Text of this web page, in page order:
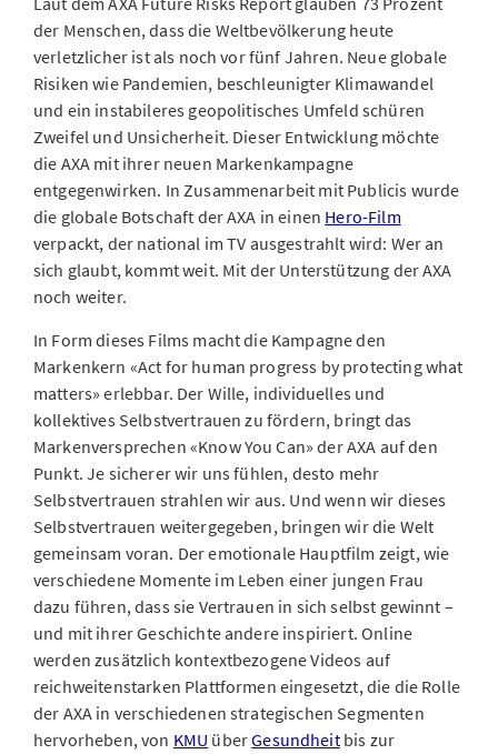
der Menschen, dass die Weltbevölkerung heute
verletzlicher ist als noch vor fünf Jahren. Neue globale
Risiken wie Pandemien, beschleunigter Klimawandel
und ein instabileres geopolitisches Umfeld schüren
Zweifel und Unsicherheit. Dieser Entwicklung möchte
die AXA mit ihrer neuen Markenkampagne
entgegenwirken. In Zusammenarbeit mit Publicis wurde
die globale Botschaft der AXA in einen Hero-Film
verpackt, der national im TV ausgestrahlt wird: Wer an
sich glaubt, kommt weit. Mit der Unterstützung der AXA
noch weiter.
In Form dieses Films macht die Kampagne den
Markenkern «Act for human progress by protecting what
matters» erlebbar. Der Wille, individuelles und
kollektives Selbstvertrauen zu fördern, bringt das
Markenversprechen «Know You Can» der AXA auf den
Punkt. Je sicherer wir uns fühlen, desto mehr
Selbstvertrauen strahlen wir aus. Und wenn wir dieses
Selbstvertrauen weitergegeben, bringen wir die Welt
gemeinsam voran. Der emotionale Hauptfilm zeigt, wie
verschiedene Momente im Leben einer jungen Frau
dazu führen, dass sie Vertrauen in sich selbst gewinnt –
und mit ihrer Geschichte andere inspiriert. Online
werden zusätzlich kontextbezogene Videos auf
reichweitenstarken Plattformen eingesetzt, die die Rolle
der AXA in verschiedenen strategischen Segmenten
hervorheben, von KMU überGesundheitbis zur